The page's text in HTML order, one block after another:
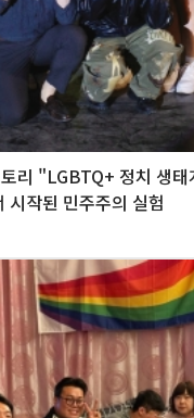
리 "LGBTQ+ 정치 생
시작된 민주주의 실험